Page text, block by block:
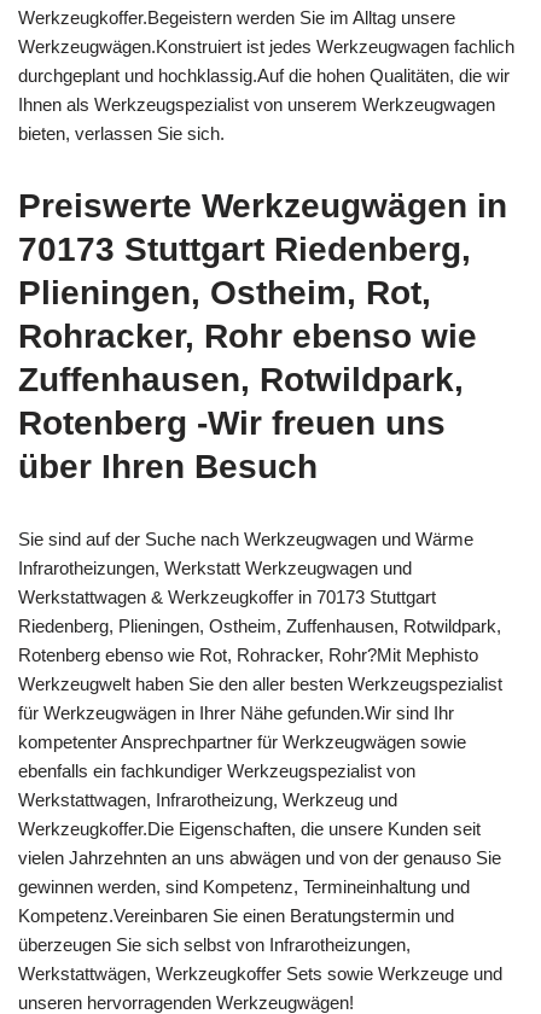
Werkzeugkoffer.Begeistern werden Sie im Alltag unsere
Werkzeugwägen.Konstruiert ist jedes Werkzeugwagen fachlich
durchgeplant und hochklassig.Auf die hohen Qualitäten, die wir
Ihnen als Werkzeugspezialist von unserem Werkzeugwagen
bieten, verlassen Sie sich.
Preiswerte Werkzeugwägen in
70173 Stuttgart Riedenberg,
Plieningen, Ostheim, Rot,
Rohracker, Rohr ebenso wie
Zuffenhausen, Rotwildpark,
Rotenberg -Wir freuen uns
über Ihren Besuch
Sie sind auf der Suche nach Werkzeugwagen und Wärme
Infrarotheizungen, Werkstatt Werkzeugwagen und
Werkstattwagen & Werkzeugkoffer in 70173 Stuttgart
Riedenberg, Plieningen, Ostheim, Zuffenhausen, Rotwildpark,
Rotenberg ebenso wie Rot, Rohracker, Rohr?Mit Mephisto
Werkzeugwelt haben Sie den aller besten Werkzeugspezialist
für Werkzeugwägen in Ihrer Nähe gefunden.Wir sind Ihr
kompetenter Ansprechpartner für Werkzeugwägen sowie
ebenfalls ein fachkundiger Werkzeugspezialist von
Werkstattwagen, Infrarotheizung, Werkzeug und
Werkzeugkoffer.Die Eigenschaften, die unsere Kunden seit
vielen Jahrzehnten an uns abwägen und von der genauso Sie
gewinnen werden, sind Kompetenz, Termineinhaltung und
Kompetenz.Vereinbaren Sie einen Beratungstermin und
überzeugen Sie sich selbst von Infrarotheizungen,
Werkstattwägen, Werkzeugkoffer Sets sowie Werkzeuge und
unseren hervorragenden Werkzeugwägen!